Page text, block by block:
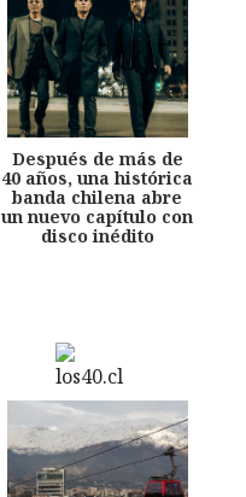
Después de más de
40 años, una histórica
banda chilena abre
un nuevo capítulo con
disco inédito